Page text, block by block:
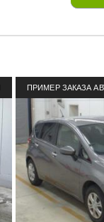
ПРИМЕР ЗАКАЗА